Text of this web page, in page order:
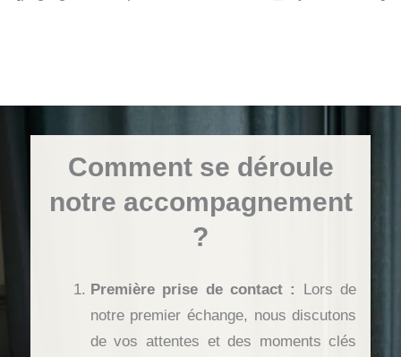
Comment se déroule
notre accompagnement
?
Première prise de contact :
Lors de
notre premier échange, nous discutons
de vos attentes et des moments clés